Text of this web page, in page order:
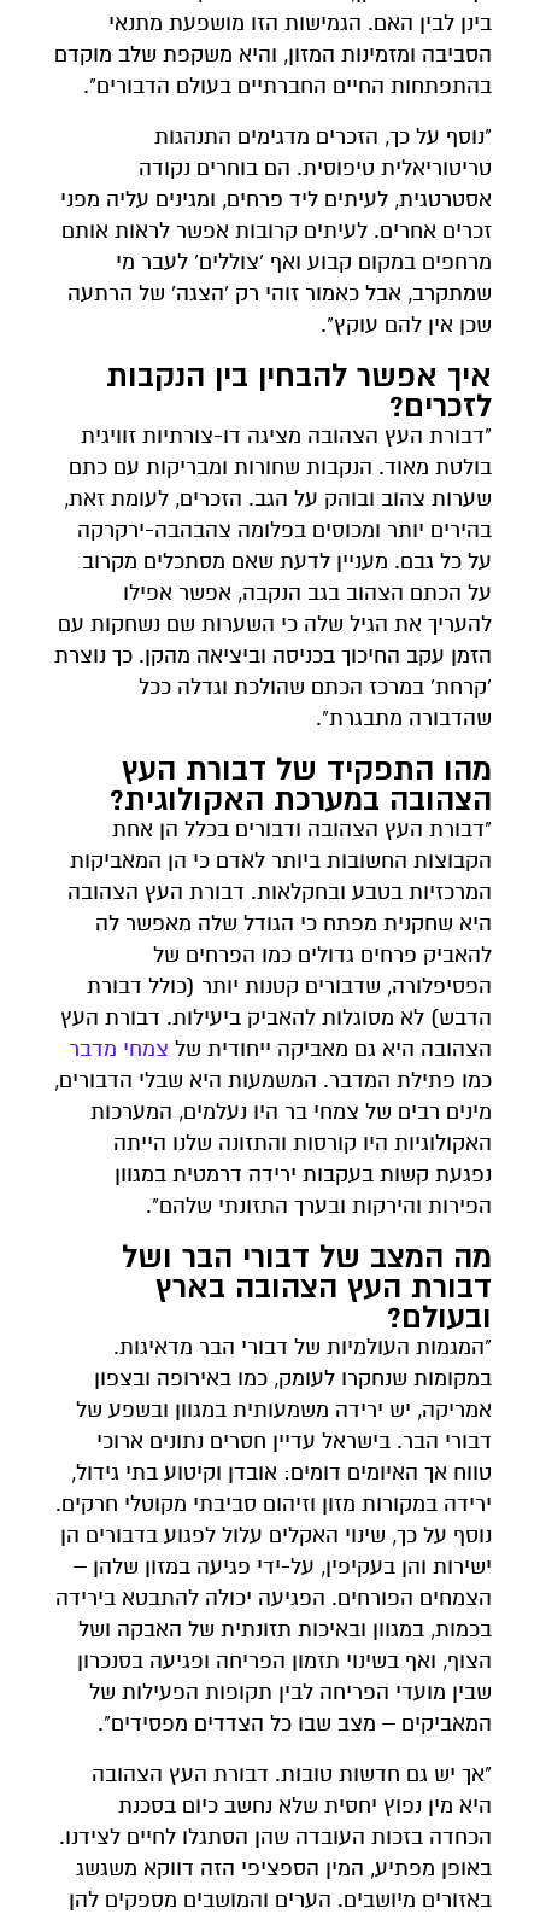
בינן לבין האם. הגמישות הזו מושפעת מתנאי
הסביבה ומזמינות המזון, והיא משקפת שלב מוקדם
בהתפתחות החיים החברתיים בעולם הדבורים".
"נוסף על כך, הזכרים מדגימים התנהגות
טריטוריאלית טיפוסית. הם בוחרים נקודה
אסטרטגית, לעיתים ליד פרחים, ומגינים עליה מפני
זכרים אחרים. לעיתים קרובות אפשר לראות אותם
מרחפים במקום קבוע ואף 'צוללים' לעבר מי
שמתקרב, אבל כאמור זוהי רק 'הצגה' של הרתעה
שכן אין להם עוקץ".
איך אפשר להבחין בין הנקבות
לזכרים?
"דבורת העץ הצהובה מציגה דו-צורתיות זוויגית
בולטת מאוד. הנקבות שחורות ומבריקות עם כתם
שערות צהוב ובוהק על הגב. הזכרים, לעומת זאת,
בהירים יותר ומכוסים בפלומה צהבהבה-ירקרקה
על כל גבם. מעניין לדעת שאם מסתכלים מקרוב
על הכתם הצהוב בגב הנקבה, אפשר אפילו
להעריך את הגיל שלה כי השערות שם נשחקות עם
הזמן עקב החיכוך בכניסה וביציאה מהקן. כך נוצרת
'קרחת' במרכז הכתם שהולכת וגדלה ככל
שהדבורה מתבגרת".
מהו התפקיד של דבורת העץ
הצהובה במערכת האקולוגית?
"דבורת העץ הצהובה ודבורים בכלל הן אחת
הקבוצות החשובות ביותר לאדם כי הן המאביקות
המרכזיות בטבע ובחקלאות. דבורת העץ הצהובה
היא שחקנית מפתח כי הגודל שלה מאפשר לה
להאביק פרחים גדולים כמו הפרחים של
הפסיפלורה, שדבורים קטנות יותר (כולל דבורת
הדבש) לא מסוגלות להאביק ביעילות. דבורת העץ
הצהובה היא גם מאביקה ייחודית של צמחי מדבר
כמו פתילת המדבר. המשמעות היא שבלי הדבורים,
מינים רבים של צמחי בר היו נעלמים, המערכות
האקולוגיות היו קורסות והתזונה שלנו הייתה
נפגעת קשות בעקבות ירידה דרמטית במגוון
הפירות והירקות ובערך התזונתי שלהם".
מה המצב של דבורי הבר ושל
דבורת העץ הצהובה בארץ
ובעולם?
"המגמות העולמיות של דבורי הבר מדאיגות.
במקומות שנחקרו לעומק, כמו באירופה ובצפון
אמריקה, יש ירידה משמעותית במגוון ובשפע של
דבורי הבר. בישראל עדיין חסרים נתונים ארוכי
טווח אך האיומים דומים: אובדן וקיטוע בתי גידול,
ירידה במקורות מזון וזיהום סביבתי מקוטלי חרקים.
נוסף על כך, שינוי האקלים עלול לפגוע בדבורים הן
ישירות והן בעקיפין, על-ידי פגיעה במזון שלהן –
הצמחים הפורחים. הפגיעה יכולה להתבטא בירידה
בכמות, במגוון ובאיכות תזונתית של האבקה ושל
הצוף, ואף בשינוי תזמון הפריחה ופגיעה בסנכרון
שבין מועדי הפריחה לבין תקופות הפעילות של
המאביקים – מצב שבו כל הצדדים מפסידים".
"אך יש גם חדשות טובות. דבורת העץ הצהובה
היא מין נפוץ יחסית שלא נחשב כיום בסכנת
הכחדה בזכות העובדה שהן הסתגלו לחיים לצידנו.
באופן מפתיע, המין הספציפי הזה דווקא משגשג
באזורים מיושבים. הערים והמושבים מספקים להן